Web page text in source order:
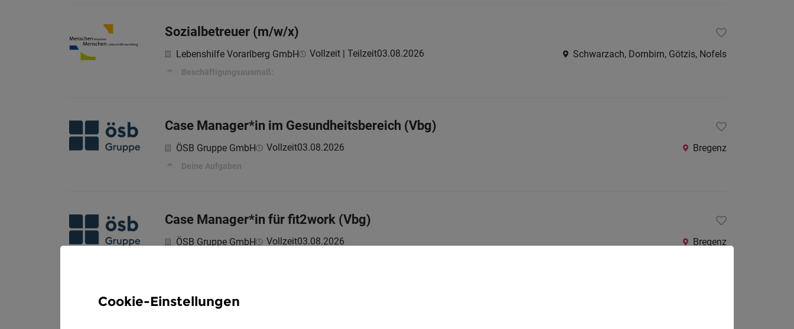
Sozialbetreuer (m/w/x)
Lebenshilfe Vorarlberg GmbH Vollzeit | Teilzeit03.08.2026 Schwarzach, Dornbirn, Götzis, Nofels
Beschäftigungsausmaß:
Case Manager*in im Gesundheitsbereich (Vbg)
ÖSB Gruppe GmbH Vollzeit03.08.2026 Bregenz
Deine Aufgaben
Case Manager*in für fit2work (Vbg)
ÖSB Gruppe GmbH Vollzeit03.08.2026 Bregenz
Schülerbetreuer:in für die Mittagszeit- und Nachmittagszeit 10 - 12 Std/Woche
Cookie-Einstellungen